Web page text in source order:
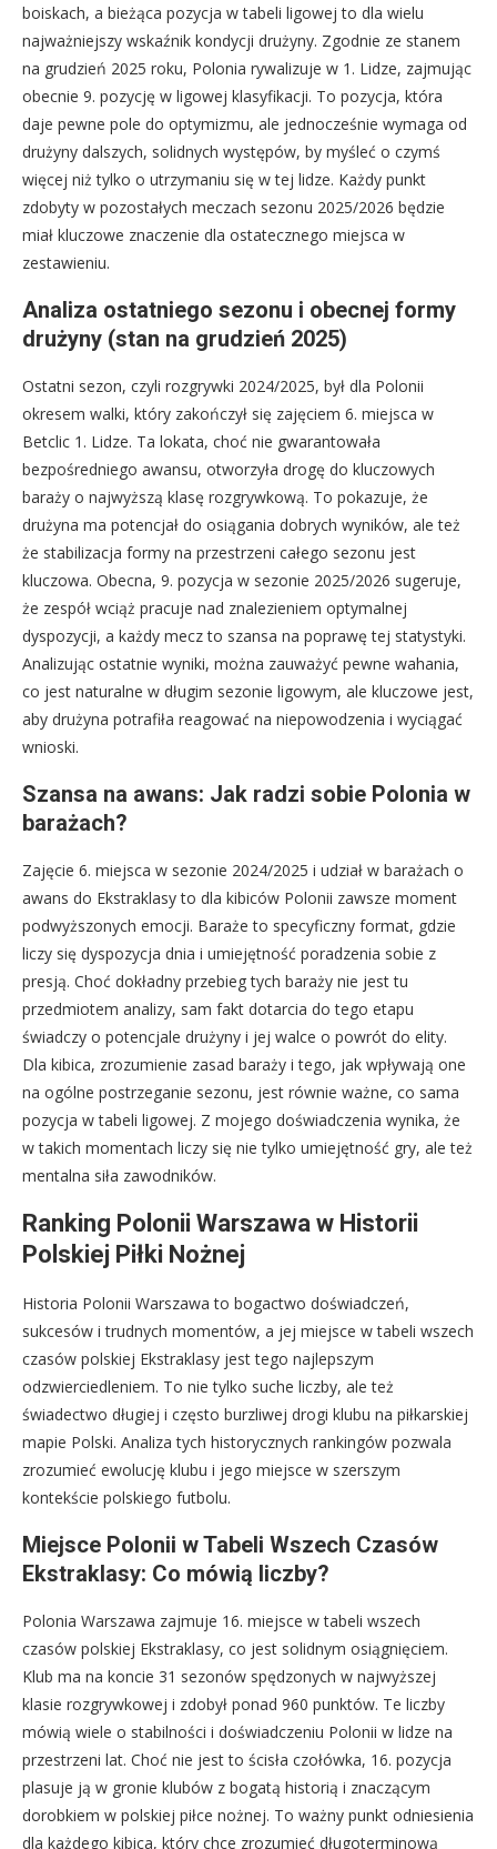
boiskach, a bieżąca pozycja w tabeli ligowej to dla wielu
najważniejszy wskaźnik kondycji drużyny. Zgodnie ze stanem
na grudzień 2025 roku, Polonia rywalizuje w 1. Lidze, zajmując
obecnie 9. pozycję w ligowej klasyfikacji. To pozycja, która
daje pewne pole do optymizmu, ale jednocześnie wymaga od
drużyny dalszych, solidnych występów, by myśleć o czymś
więcej niż tylko o utrzymaniu się w tej lidze. Każdy punkt
zdobyty w pozostałych meczach sezonu 2025/2026 będzie
miał kluczowe znaczenie dla ostatecznego miejsca w
zestawieniu.
Analiza ostatniego sezonu i obecnej formy
drużyny (stan na grudzień 2025)
Ostatni sezon, czyli rozgrywki 2024/2025, był dla Polonii
okresem walki, który zakończył się zajęciem 6. miejsca w
Betclic 1. Lidze. Ta lokata, choć nie gwarantowała
bezpośredniego awansu, otworzyła drogę do kluczowych
baraży o najwyższą klasę rozgrywkową. To pokazuje, że
drużyna ma potencjał do osiągania dobrych wyników, ale też
że stabilizacja formy na przestrzeni całego sezonu jest
kluczowa. Obecna, 9. pozycja w sezonie 2025/2026 sugeruje,
że zespół wciąż pracuje nad znalezieniem optymalnej
dyspozycji, a każdy mecz to szansa na poprawę tej statystyki.
Analizując ostatnie wyniki, można zauważyć pewne wahania,
co jest naturalne w długim sezonie ligowym, ale kluczowe jest,
aby drużyna potrafiła reagować na niepowodzenia i wyciągać
wnioski.
Szansa na awans: Jak radzi sobie Polonia w
barażach?
Zajęcie 6. miejsca w sezonie 2024/2025 i udział w barażach o
awans do Ekstraklasy to dla kibiców Polonii zawsze moment
podwyższonych emocji. Baraże to specyficzny format, gdzie
liczy się dyspozycja dnia i umiejętność poradzenia sobie z
presją. Choć dokładny przebieg tych baraży nie jest tu
przedmiotem analizy, sam fakt dotarcia do tego etapu
świadczy o potencjale drużyny i jej walce o powrót do elity.
Dla kibica, zrozumienie zasad baraży i tego, jak wpływają one
na ogólne postrzeganie sezonu, jest równie ważne, co sama
pozycja w tabeli ligowej. Z mojego doświadczenia wynika, że
w takich momentach liczy się nie tylko umiejętność gry, ale też
mentalna siła zawodników.
Ranking Polonii Warszawa w Historii
Polskiej Piłki Nożnej
Historia Polonii Warszawa to bogactwo doświadczeń,
sukcesów i trudnych momentów, a jej miejsce w tabeli wszech
czasów polskiej Ekstraklasy jest tego najlepszym
odzwierciedleniem. To nie tylko suche liczby, ale też
świadectwo długiej i często burzliwej drogi klubu na piłkarskiej
mapie Polski. Analiza tych historycznych rankingów pozwala
zrozumieć ewolucję klubu i jego miejsce w szerszym
kontekście polskiego futbolu.
Miejsce Polonii w Tabeli Wszech Czasów
Ekstraklasy: Co mówią liczby?
Polonia Warszawa zajmuje 16. miejsce w tabeli wszech
czasów polskiej Ekstraklasy, co jest solidnym osiągnięciem.
Klub ma na koncie 31 sezonów spędzonych w najwyższej
klasie rozgrywkowej i zdobył ponad 960 punktów. Te liczby
mówią wiele o stabilności i doświadczeniu Polonii w lidze na
przestrzeni lat. Choć nie jest to ścisła czołówka, 16. pozycja
plasuje ją w gronie klubów z bogatą historią i znaczącym
dorobkiem w polskiej piłce nożnej. To ważny punkt odniesienia
dla każdego kibica, który chce zrozumieć długoterminową